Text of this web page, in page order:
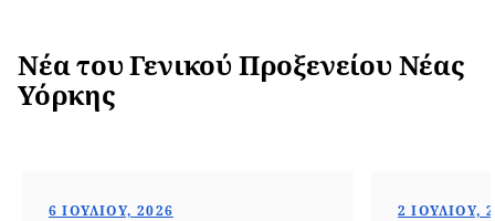
Νέα του Γενικού Προξενείου Νέας
Υόρκης
6 ΙΟΥΛΊΟΥ, 2026 2 ΙΟΥΛΊΟΥ,